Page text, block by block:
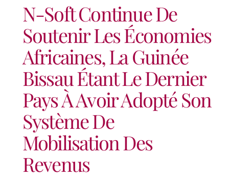
N-Soft Continue De
Soutenir Les Économies
Africaines, La Guinée
Bissau Étant Le Dernier
Pays À Avoir Adopté Son
Système De
Mobilisation Des
Revenus